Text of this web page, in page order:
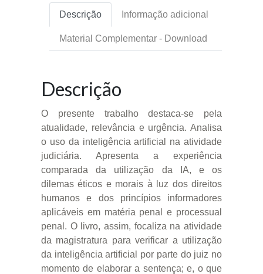
Descrição Informação adicional
Material Complementar - Download
Descrição
O presente trabalho destaca-se pela
atualidade, relevância e urgência. Analisa
o uso da inteligência artificial na atividade
judiciária. Apresenta a experiência
comparada da utilização da IA, e os
dilemas éticos e morais à luz dos direitos
humanos e dos princípios informadores
aplicáveis em matéria penal e processual
penal. O livro, assim, focaliza na atividade
da magistratura para verificar a utilização
da inteligência artificial por parte do juiz no
momento de elaborar a sentença; e, o que